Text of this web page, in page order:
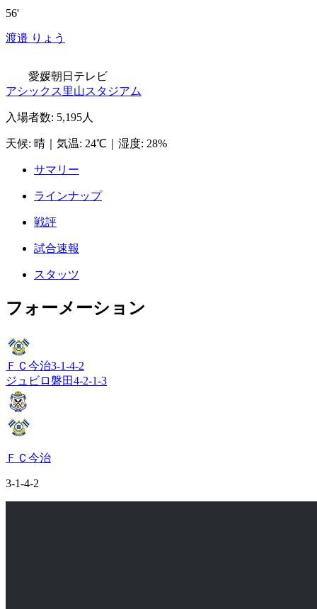
56'
渡邉 りょう
愛媛朝日テレビ
アシックス里山スタジアム
入場者数: 5,195人
天候: 晴 気温: 24℃ 湿度: 28%
サマリー
ラインナップ
戦評
試合速報
スタッツ
フォーメーション
ＦＣ今治3-1-4-2
ジュビロ磐田4-2-1-3
ＦＣ今治
3-1-4-2